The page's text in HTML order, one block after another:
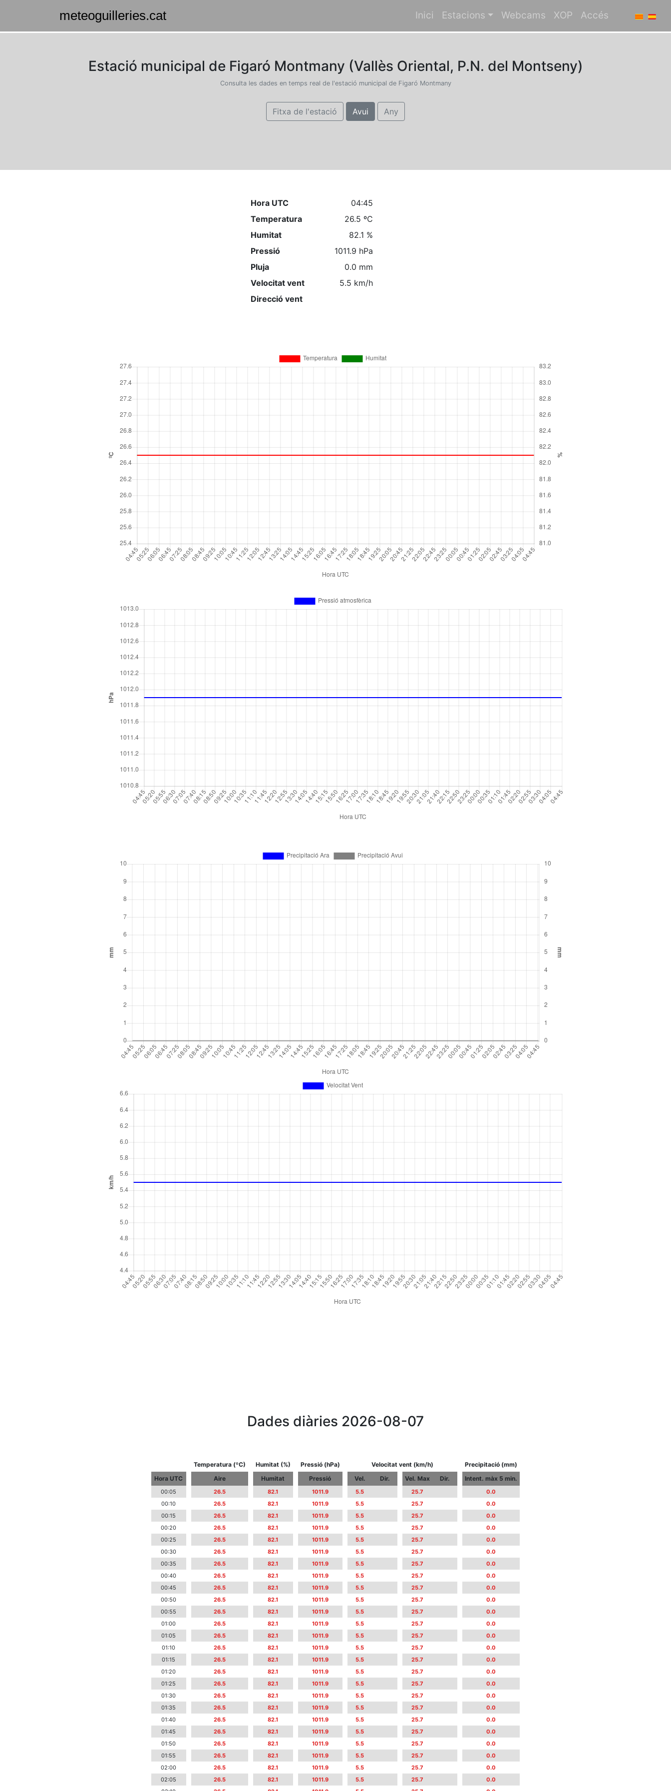
Inici Estacions Webcams XOP Accés
Estació municipal de Figaró Montmany (Vallès Oriental, P.N. del Montseny)
Consulta les dades en temps real de l'estació municipal de Figaró Montmany
Fitxa de l'estació Avui Any
Hora UTC
04:45
Temperatura
26.5 ºC
Humitat
82.1 %
Pressió
1011.9 hPa
Pluja
0.0 mm
Velocitat vent
5.5 km/h
Direcció vent
Dades diàries 2026-08-07
Temperatura (ºC) Humitat (%) Pressió (hPa) Velocitat vent (km/h)
Precipitació (mm)
Hora UTC
Aire Humitat Pressió Vel. Dir. Vel. Max Dir. Intent. màx 5 min.
00:05 26.5 82.1 1011.9 5.5 25.7
0.0
00:10
26.5 82.1 1011.9 5.5 25.7
0.0
00:15
26.5 82.1 1011.9 5.5 25.7
0.0
00:20
26.5 82.1 1011.9 5.5 25.7
0.0
00:25
26.5 82.1 1011.9 5.5 25.7
0.0
00:30
26.5 82.1 1011.9 5.5 25.7
0.0
00:35
26.5 82.1 1011.9 5.5 25.7
0.0
00:40
26.5 82.1 1011.9 5.5 25.7
0.0
00:45
26.5 82.1 1011.9 5.5 25.7
0.0
00:50
26.5 82.1 1011.9 5.5 25.7
0.0
00:55
26.5 82.1 1011.9 5.5 25.7
0.0
01:00
26.5 82.1 1011.9 5.5 25.7
0.0
01:05
26.5 82.1 1011.9 5.5 25.7
0.0
01:10
26.5 82.1 1011.9 5.5 25.7
0.0
01:15
26.5 82.1 1011.9 5.5 25.7
0.0
01:20
26.5 82.1 1011.9 5.5 25.7
0.0
01:25
26.5 82.1 1011.9 5.5 25.7
0.0
01:30
26.5 82.1 1011.9 5.5 25.7
0.0
01:35
26.5 82.1 1011.9 5.5 25.7
0.0
01:40
26.5 82.1 1011.9 5.5 25.7
0.0
01:45
26.5 82.1 1011.9 5.5 25.7
0.0
01:50
26.5 82.1 1011.9 5.5 25.7
0.0
01:55
26.5 82.1 1011.9 5.5 25.7
0.0
02:00
26.5 82.1 1011.9 5.5 25.7
0.0
02:05
26.5 82.1 1011.9 5.5 25.7
0.0